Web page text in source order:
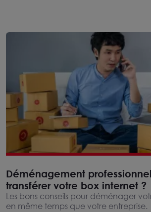
Déménagement
transférer votre box internet ?
Les bons conseils pour déménager
en même temps que votre entreprise.